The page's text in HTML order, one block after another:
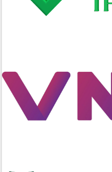
Đẩy mạnh cải cách hành chính, quyết
tâm đạt được mục tiêu tăng trưởng
Huy giữ chức Bí thư Đảng ủy Ủy Ban
Nhân dân tỉnh
Bệnh án điện tử thúc đẩy chuyển đổi
số y tế tại Đắk Lắk
Chuyển đổi số thư viện: Mở rộng
Friendship Meeting New Year 2026”